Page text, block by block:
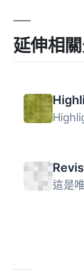
延伸相